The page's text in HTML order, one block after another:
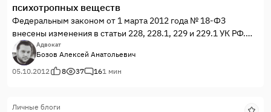
психотропных веществ
Федеральным законом от 1 марта 2012 года № 18-ФЗ
внесены изменения в статьи 228, 228.1, 229 и 229.1 УК РФ.
Эти изменения вступают в силу с 1 января 2013 года.
Адвокат
Бозов Алексей Анатольевич
05.10.2012
8 37 161 мин
Личные блоги